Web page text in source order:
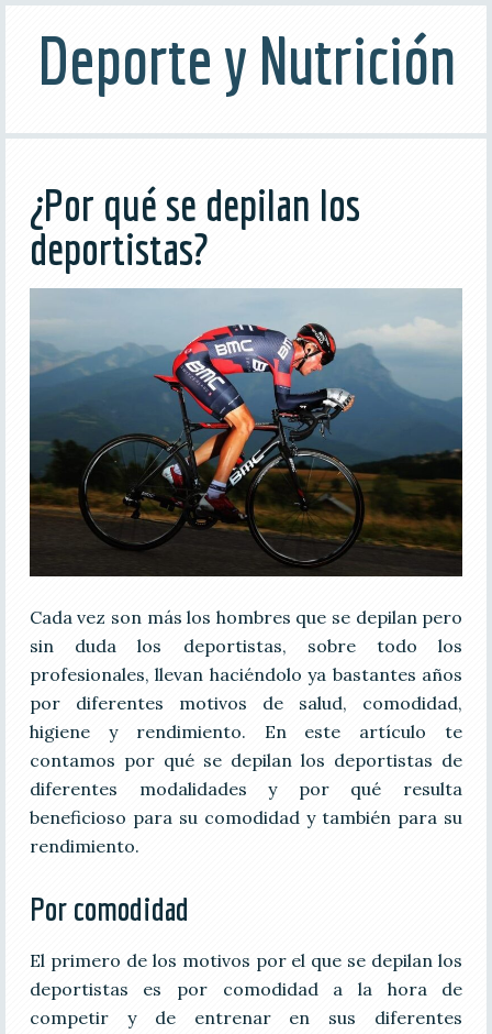
Deporte y Nutrición
¿Por qué se depilan los
deportistas?
Cada vez son más los hombres que se depilan pero
sin duda los deportistas, sobre todo los
profesionales, llevan haciéndolo ya bastantes años
por diferentes motivos de salud, comodidad,
higiene y rendimiento. En este artículo te
contamos por qué se depilan los deportistas de
diferentes modalidades y por qué resulta
beneficioso para su comodidad y también para su
rendimiento.
Por comodidad
El primero de los motivos por el que se depilan los
deportistas es por comodidad a la hora de
competir y de entrenar en sus diferentes